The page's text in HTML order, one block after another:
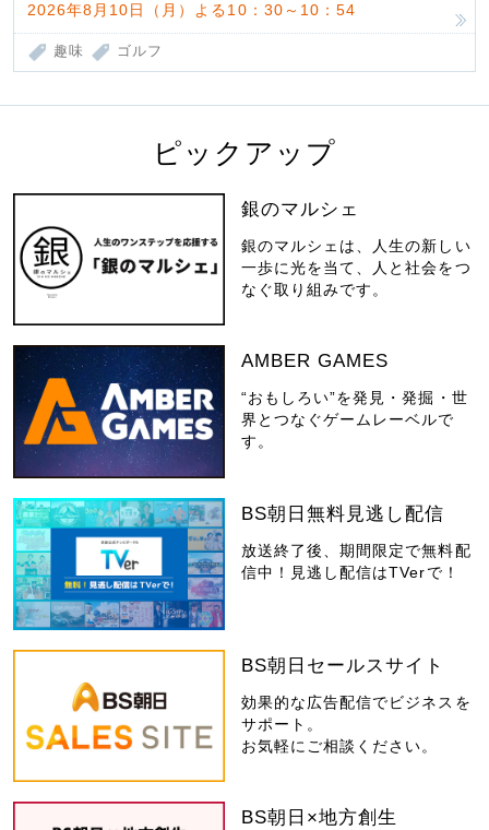
2026年8月10日（月）よる10：30～10：54
趣味 ゴルフ
ピックアップ
銀のマルシェ
銀のマルシェは、人生の新しい
一歩に光を当て、人と社会をつ
なぐ取り組みです。
AMBER GAMES
“おもしろい”を発見・発掘・世
界とつなぐゲームレーベルで
す。
BS朝日無料見逃し配信
放送終了後、期間限定で無料配
信中！見逃し配信はTVerで！
BS朝日セールスサイト
効果的な広告配信でビジネスを
サポート。
お気軽にご相談ください。
BS朝日×地方創生